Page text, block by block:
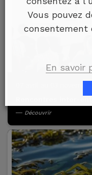
07 avril au 03
Découvrir
Vous pouvez
consentement
En savoir